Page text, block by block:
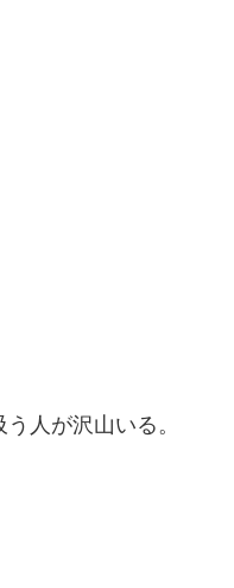
人が沢山いる。